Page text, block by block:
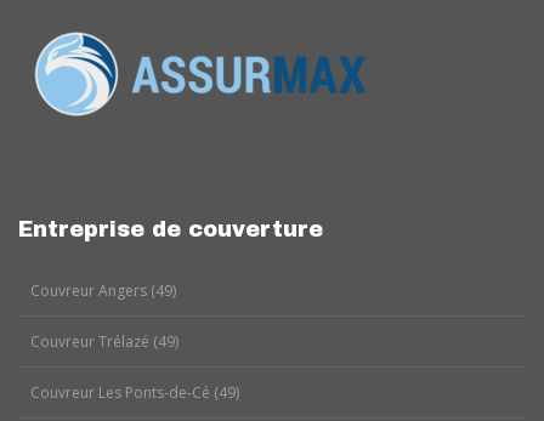
Entreprise de couverture
Couvreur Angers (49)
Couvreur Trélazé (49)
Couvreur Les Ponts-de-Cé (49)